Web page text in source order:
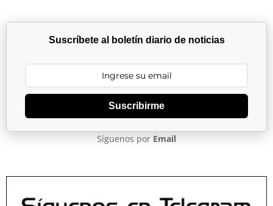
Suscríbete al boletín diario de noticias
Suscribirme
Síguenos por Email